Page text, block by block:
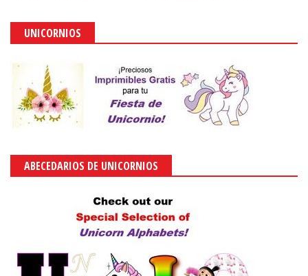
UNICORNIOS
ABECEDARIOS DE UNICORNIOS